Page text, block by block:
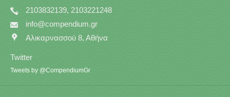
2103832139, 2103221248
info@compendium.gr
Αλικαρνασσού 8, Αθήνα
Twitter
Tweets by @CompendiumGr